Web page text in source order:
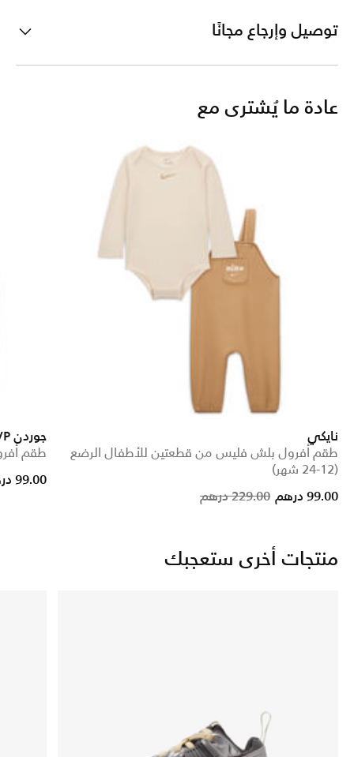
توصيل وإرجاع مجانًا
عادة ما يُشترى مع
نايكي
طقم أفرول بلش فليس من قطعتين للأطفال الرضع
(12-24 شهر)
Price reduced from
229.00 درهم 99.00 درهم
جوردن MVP
طقم
99.00 درهم
منتجات أخرى ستعجبك